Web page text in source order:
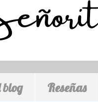
blog Reseñas